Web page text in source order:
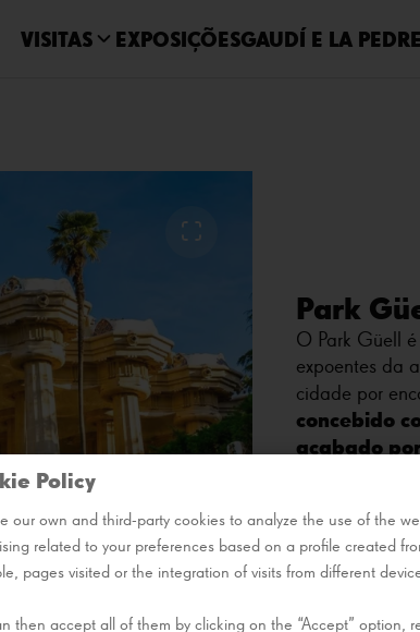
VISITAS EXPOSIÇÕESGAUDÍ E LA
Park
O Park Güell
expoentes da
cidade por
concebido
acabado
O conjunto
excecional de
Declarado
monumentos
Policy
our own and third-party cookies to analyze the use of the
related to your preferences based on a profile created
pages visited or the integration of visits from different
then accept all of them by clicking on the “Accept” option,